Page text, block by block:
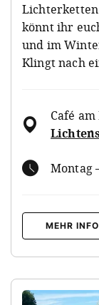
könnt ihr
und im
Klingt nach
Café am
Montag
MEHR INFO